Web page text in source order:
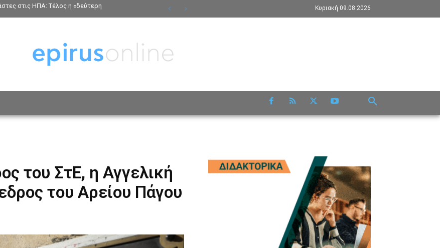
στις ΗΠΑ: Τέλος η «δεύτερη
Κυριακή 09.08.2026
του ΣτΕ, η Αγγελική
του Αρείου Πάγου